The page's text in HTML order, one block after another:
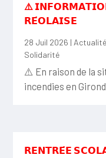
⚠️
𝗥𝗘́𝗢𝗟𝗔𝗜𝗦𝗘
28 Juil 2026 |
Solidarité
⚠️ En raison de la
incendies en
𝗥𝗘𝗡𝗧𝗥𝗘́𝗘